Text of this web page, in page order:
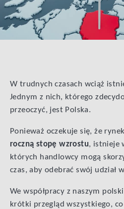
W trudnych czasach wciąż
Jednym z nich, którego
przeoczyć, jest Polska.
Ponieważ oczekuje się, że
roczną stopę wzrostu, istnieje
których handlowcy mogą
czas, aby odebrać swój udział
We współpracy z naszym
krótki przegląd wszystkiego,